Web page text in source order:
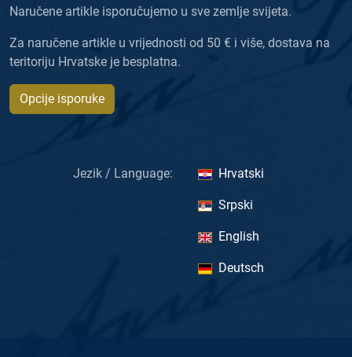
Naručene artikle isporučujemo u sve zemlje svijeta.
Za naručene artikle u vrijednosti od 50 € i više, dostava na
teritoriju Hrvatske je besplatna.
Opcije isporuke
Jezik / Language: Hrvatski
Srpski
English
Deutsch